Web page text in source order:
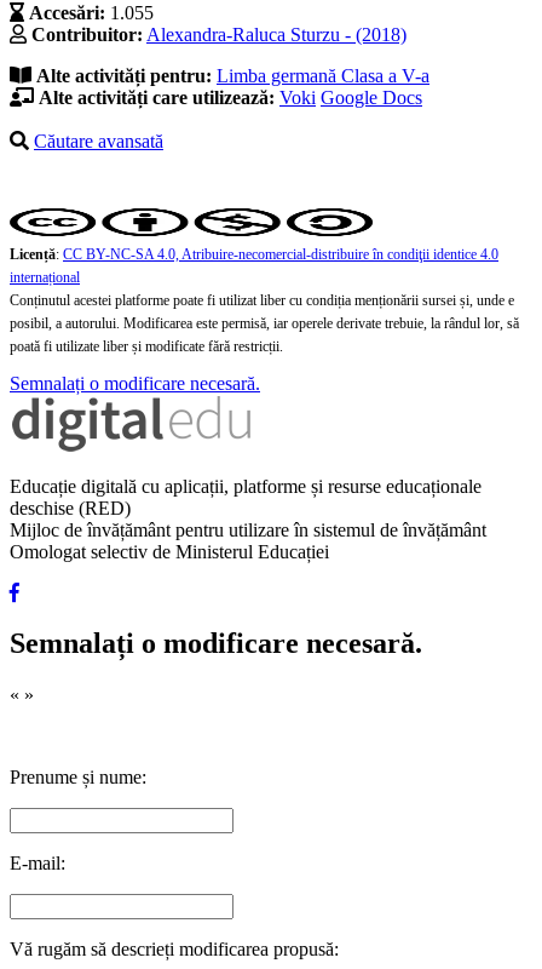
Accesări: 1.055
Contribuitor: Alexandra-Raluca Sturzu - (2018)
Alte activități pentru: Limba germană Clasa a V-a
Alte activități care utilizează: Voki Google Docs
Căutare avansată
Licență: CC BY-NC-SA 4.0, Atribuire-necomercial-distribuire în condiţii identice 4.0
internațional
Conținutul acestei platforme poate fi utilizat liber cu condiția menționării sursei și, unde e
posibil, a autorului. Modificarea este permisă, iar operele derivate trebuie, la rândul lor, să
poată fi utilizate liber și modificate fără restricții.
Semnalați o modificare necesară.
Educație digitală cu aplicații, platforme și resurse educaționale
deschise (RED)
Mijloc de învățământ pentru utilizare în sistemul de învățământ
Omologat selectiv de Ministerul Educației
Semnalați o modificare necesară.
« »
Prenume și nume:
E-mail:
Vă rugăm să descrieți modificarea propusă: